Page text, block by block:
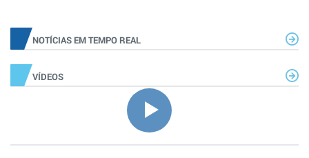
NOTÍCIAS EM TEMPO REAL
VÍDEOS